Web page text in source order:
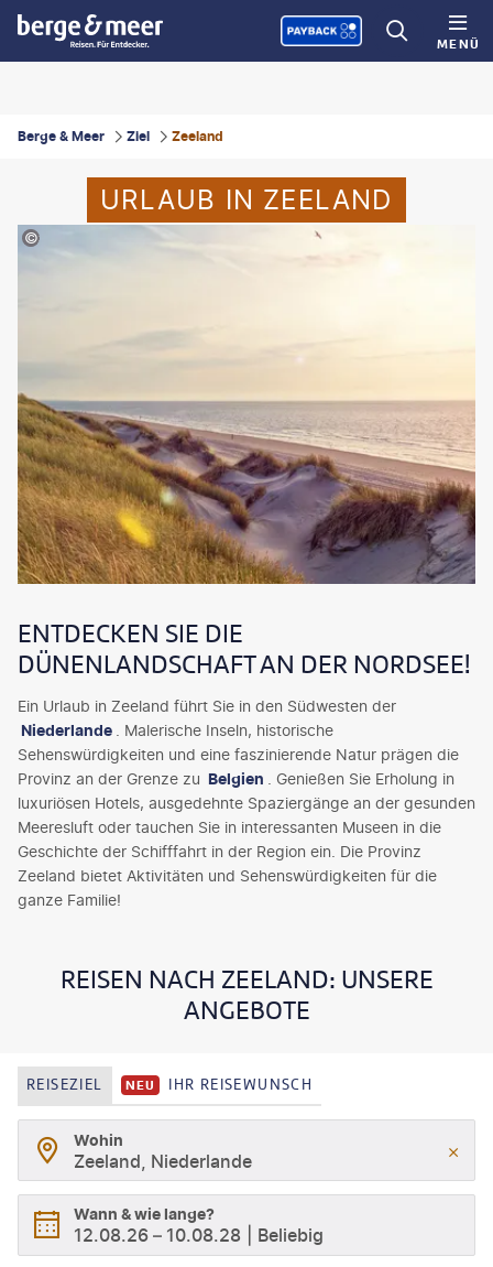
MENÜ
Berge & Meer Ziel Zeeland
URLAUB IN ZEELAND
Adel
ENTDECKEN SIE DIE
DÜNENLANDSCHAFT AN DER NORDSEE!
Ein Urlaub in Zeeland führt Sie in den Südwesten der
Niederlande
. Malerische Inseln, historische
Sehenswürdigkeiten und eine faszinierende Natur prägen die
Provinz an der Grenze zu Belgien
. Genießen Sie Erholung in
luxuriösen Hotels, ausgedehnte Spaziergänge an der gesunden
Meeresluft oder tauchen Sie in interessanten Museen in die
Geschichte der Schifffahrt in der Region ein. Die Provinz
Zeeland bietet Aktivitäten und Sehenswürdigkeiten für die
ganze Familie!
REISEN NACH ZEELAND: UNSERE
ANGEBOTE
REISEZIEL NEU IHR REISEWUNSCH
Wohin
Zeeland, Niederlande
Wann & wie lange?
12.08.26 – 10.08.28 Beliebig